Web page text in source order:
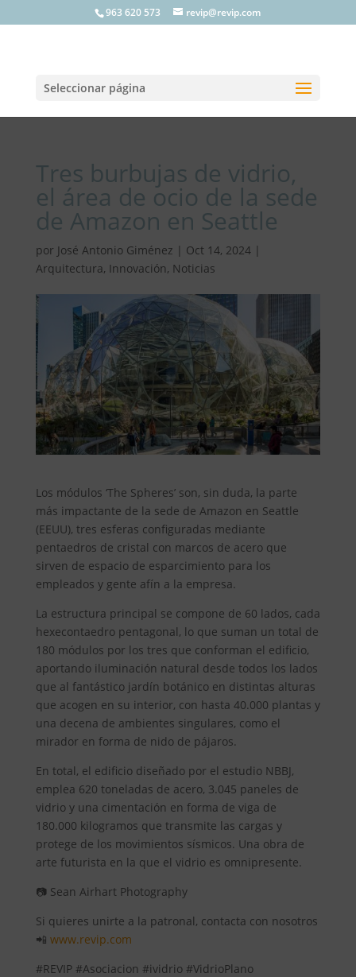
963 620 573 revip@revip.com
Seleccionar página
Tres burbujas de vidrio,
el área de ocio de la sede
de Amazon en Seattle
por José Antonio Giménez | Oct 14, 2024|
Arquitectura, Innovación, Noticias
Los módulos ‘The Spheres’ son, sin duda, la parte
más impactante de la sede de Amazon en Seattle
(EEUU), tres esferas configuradas mediante
pentaedros de cristal con marcos de acero que
sirven de espacio de esparcimiento para los
empleados y gente afín a la empresa.
La estructura principal se compone de 60 lados, cada
hexecontaedro pentagonal, lo que suman un total de
180 módulos por los tres que conforman el edificio,
aportando iluminación natural desde todos los lados
que al fantástico jardín botánico en distintas alturas
que acogen en su interior, con hasta 40.000 plantas y
una decena de ambientes singulares, como el
mirador en forma de nido de pájaros.
En total, el edificio diseñado por el estudio NBBJ,
emplea 620 toneladas de acero, 3.045 paneles de
vidrio y una cimentación en forma de viga de
180.000 kilogramos que transmite las cargas y
protege de los movimientos sísmicos. Una obra de
arte futurista en la que el vidrio es omnipresente.
📷 Sean Airhart Photography
Si quieres unirte a la patronal, contacta con nosotros
📲 www.revip.com
#REVIP #Asociacion #ividrio #VidrioPlano